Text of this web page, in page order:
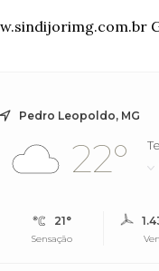
Pedro Leopoldo, MG
22°
21°
Sensação